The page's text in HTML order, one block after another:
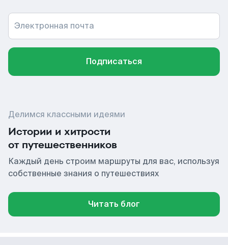
Электронная почта
Подписаться
Делимся классными идеями
Истории и хитрости
от путешественников
Каждый день строим маршруты для вас, используя
собственные знания о путешествиях
Читать блог